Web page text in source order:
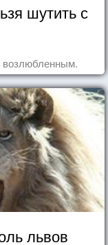
шутить с
возлюбленным.
львов